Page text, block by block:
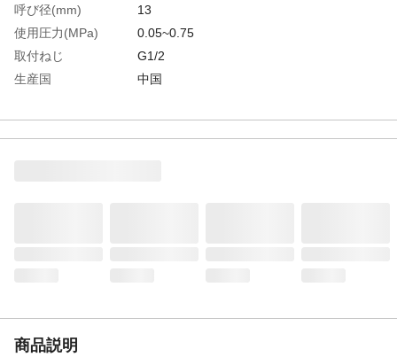
呼び径(mm)
13
使用圧力(MPa)
0.05~0.75
取付ねじ
G1/2
生産国
中国
材質1
ポリアセタール、ABS樹脂、黄銅
商品説明